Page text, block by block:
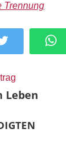
Trennung
Twitter
Leben